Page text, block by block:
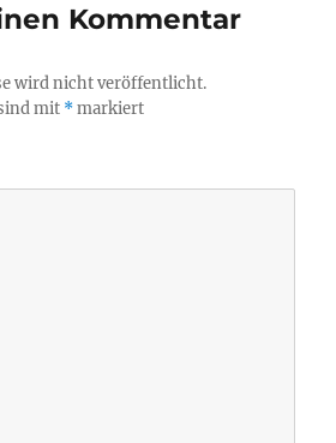
Kommentar
wird nicht veröffentlicht.
mit *markiert